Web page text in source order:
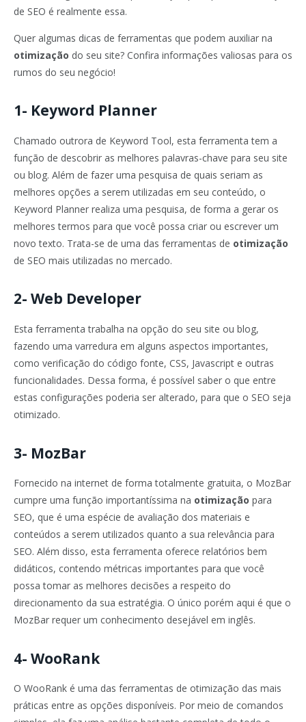
de SEO é realmente essa.
Quer algumas dicas de ferramentas que podem auxiliar na
otimização do seu site? Confira informações valiosas para os
rumos do seu negócio!
1- Keyword Planner
Chamado outrora de Keyword Tool, esta ferramenta tem a
função de descobrir as melhores palavras-chave para seu site
ou blog. Além de fazer uma pesquisa de quais seriam as
melhores opções a serem utilizadas em seu conteúdo, o
Keyword Planner realiza uma pesquisa, de forma a gerar os
melhores termos para que você possa criar ou escrever um
novo texto. Trata-se de uma das ferramentas de otimização
de SEO mais utilizadas no mercado.
2- Web Developer
Esta ferramenta trabalha na opção do seu site ou blog,
fazendo uma varredura em alguns aspectos importantes,
como verificação do código fonte, CSS, Javascript e outras
funcionalidades. Dessa forma, é possível saber o que entre
estas configurações poderia ser alterado, para que o SEO seja
otimizado.
3- MozBar
Fornecido na internet de forma totalmente gratuita, o MozBar
cumpre uma função importantíssima na otimização para
SEO, que é uma espécie de avaliação dos materiais e
conteúdos a serem utilizados quanto a sua relevância para
SEO. Além disso, esta ferramenta oferece relatórios bem
didáticos, contendo métricas importantes para que você
possa tomar as melhores decisões a respeito do
direcionamento da sua estratégia. O único porém aqui é que o
MozBar requer um conhecimento desejável em inglês.
4- WooRank
O WooRank é uma das ferramentas de otimização das mais
práticas entre as opções disponíveis. Por meio de comandos